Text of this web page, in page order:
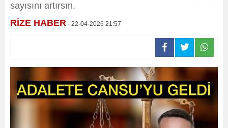
sayısını artırsın.
RİZE HABER - 22-04-2026 21:57